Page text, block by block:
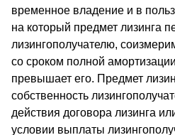
временное владение и в
на который предмет лизинга
лизингополучателю,
со сроком полной
превышает его. Предмет
собственность
действия договора лизинга
условии выплаты